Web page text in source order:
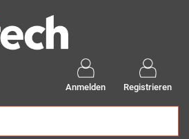
Anmelden Registrieren